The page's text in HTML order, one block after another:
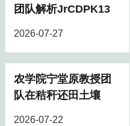
害，不仅严重危害小麦产
雪腐镰刀菌烯醇（DON）
品质。然而，现有无损检
DON形成过程中的组织损
机制缺乏深入解析，限制
用。图1 融合微观化学表征
团队解析JrCDPK13L-
2026-07-27
农学院宁堂原教授团
队在秸秆还田土壤固
2026-07-22